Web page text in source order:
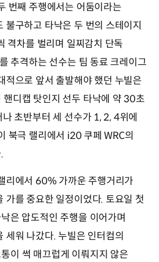
번째 주행에서는 어둠이라는
불구하고 타낙은 두 번의 스테이지
격차를 벌리며 일찌감치 단독
추격하는 선수는 팀 동료 크레이그
적으로 앞서 출발해야 했던 누빌은
디캡 탓인지 선두 타낙에 약 30초
초반부터 세 선수가 1, 2, 4위에
북극 랠리에서 i20 쿠페 WRC의
리에서 60% 가까운 주행거리가
가를 중요한 일정이었다. 토요일 첫
은 압도적인 주행을 이어가며
세워 나갔다. 누빌은 인터컴의
이 썩 매끄럽게 이뤄지지 않은